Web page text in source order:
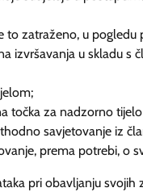
to zatraženo, u pogledu
izvršavanja u skladu s
točka za nadzorno
savjetovanje iz
prema potrebi, o
pri obavljanju svojih